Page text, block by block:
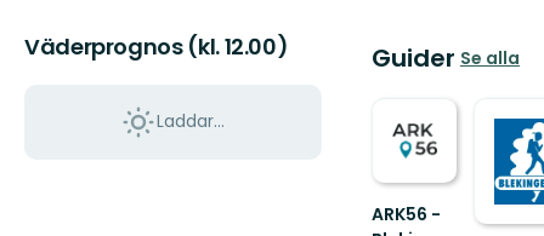
Väderprognos (kl. 12.00)
Laddar...
Guider Se alla
ARK56 -